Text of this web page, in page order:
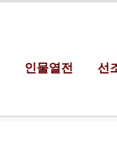
인물열전 선